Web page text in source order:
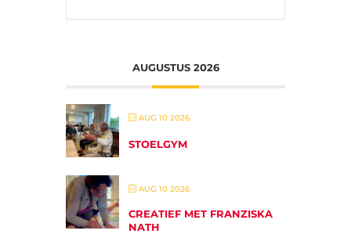
AUGUSTUS 2026
AUG 10 2026
STOELGYM
AUG 10 2026
CREATIEF MET FRANZISKA
NATH